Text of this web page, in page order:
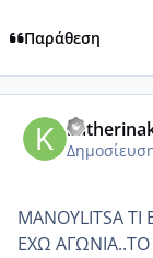
Παράθεση
MANOYLITSA ΤΙ
ΕΧΩ